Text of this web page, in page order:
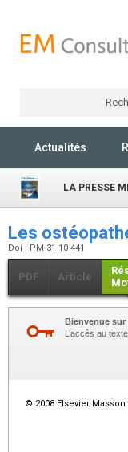
Actualités
LA PRESSE
Les
Doi : PM-31-10-441
PDF Article
Bienvenue sur
L’accès au
© 2008 Elsevier